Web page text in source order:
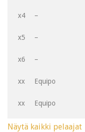
x4 –
x5 –
x6 –
xx Equipo
xx Equipo
Näytä kaikki pelaajat